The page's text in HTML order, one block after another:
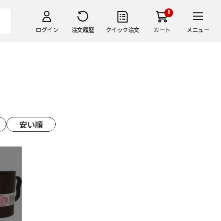
ログイン 注文履歴 クイック注文
0
カート メニュー
安い順